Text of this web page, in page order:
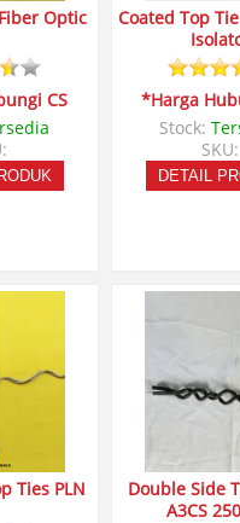
Optic
CS
Coated Top
*Harga
Stock:
SKU:
DETAIL
Ties PLN
Double Side
A3CS